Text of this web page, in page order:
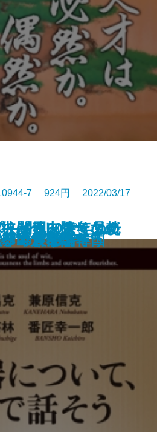
たよな
至るまで
語る台湾有事
本成長戦略
―テレワークが
闘魂60余年の軌
日
は一人勝ちなの
7 924円 2022/03/17
本音で話そう
バカっぽく見え
巨大官庁―
―松田ファミリー
の農業論
スト50
できない韓国